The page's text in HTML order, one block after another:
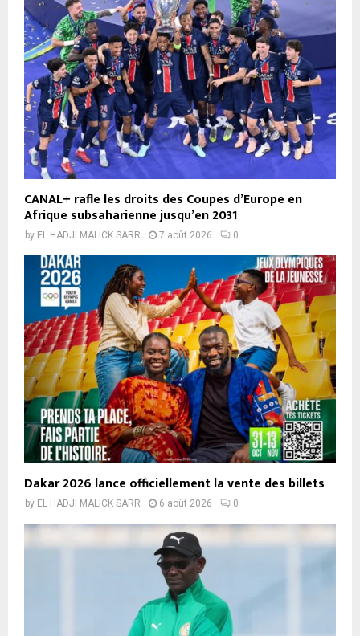
CANAL+ rafle les droits des Coupes d’Europe en
Afrique subsaharienne jusqu’en 2031
by EL HADJI MALICK SARR 7 août 2026 0
Dakar 2026 lance officiellement la vente des billets
by EL HADJI MALICK SARR 6 août 2026 0